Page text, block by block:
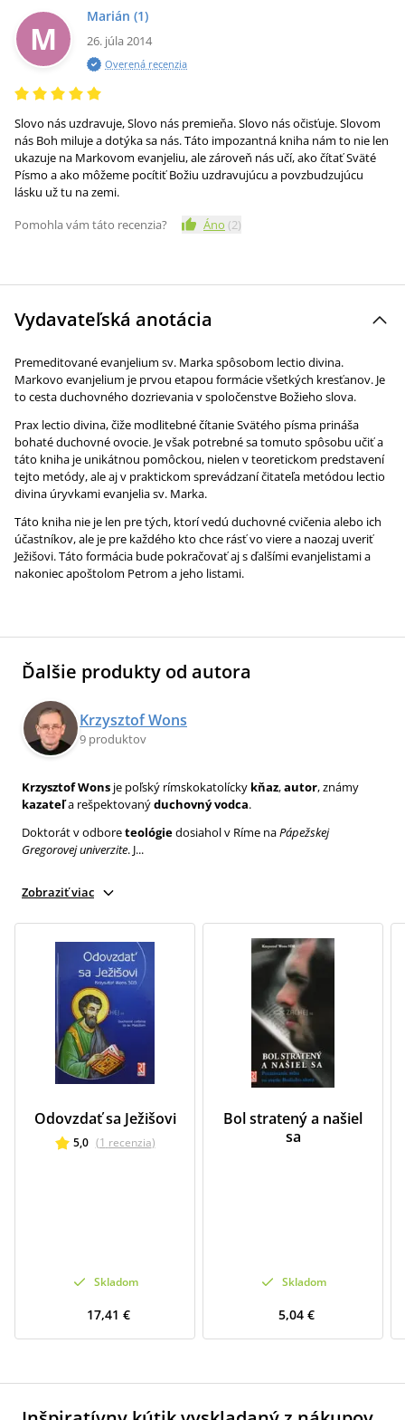
M
Marián (1)
26. júla 2014
Overená recenzia
Slovo nás uzdravuje, Slovo nás premieňa. Slovo nás očisťuje. Slovom
nás Boh miluje a dotýka sa nás. Táto impozantná kniha nám to nie len
ukazuje na Markovom evanjeliu, ale zároveň nás učí, ako čítať Sväté
Písmo a ako môžeme pocítiť Božiu uzdravujúcu a povzbudzujúcu
lásku už tu na zemi.
Pomohla vám táto recenzia?
Áno (2)
Vydavateľská anotácia
Premeditované evanjelium sv. Marka spôsobom lectio divina.
Markovo evanjelium je prvou etapou formácie všetkých kresťanov. Je
to cesta duchovného dozrievania v spoločenstve Božieho slova.
Prax lectio divina, čiže modlitebné čítanie Svätého písma prináša
bohaté duchovné ovocie. Je však potrebné sa tomuto spôsobu učiť a
táto kniha je unikátnou pomôckou, nielen v teoretickom predstavení
tejto metódy, ale aj v praktickom sprevádzaní čitateľa metódou lectio
divina úryvkami evanjelia sv. Marka.
Táto kniha nie je len pre tých, ktorí vedú duchovné cvičenia alebo ich
účastníkov, ale je pre každého kto chce rásť vo viere a naozaj uveriť
Ježišovi. Táto formácia bude pokračovať aj s ďalšími evanjelistami a
nakoniec apoštolom Petrom a jeho listami.
Ďalšie produkty od autora
Krzysztof Wons
9 produktov
Krzysztof Wons je poľský rímskokatolícky kňaz,autor, známy
kazateľa rešpektovanýduchovný vodca.
Doktorát v odboreteológiedosiahol v Ríme naPápežskej
Gregorovej univerzite. J...
Zobraziť viac
Odovzdať sa Ježišovi
5,0 (1 recenzia)
Skladom
17,41 €
Bol stratený a našiel
sa
Skladom
5,04 €